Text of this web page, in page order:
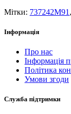
Мітки: 737242M91 ,
Інформація
Про нас
Інформація
Політика
Умови згоди
Служба підтримки